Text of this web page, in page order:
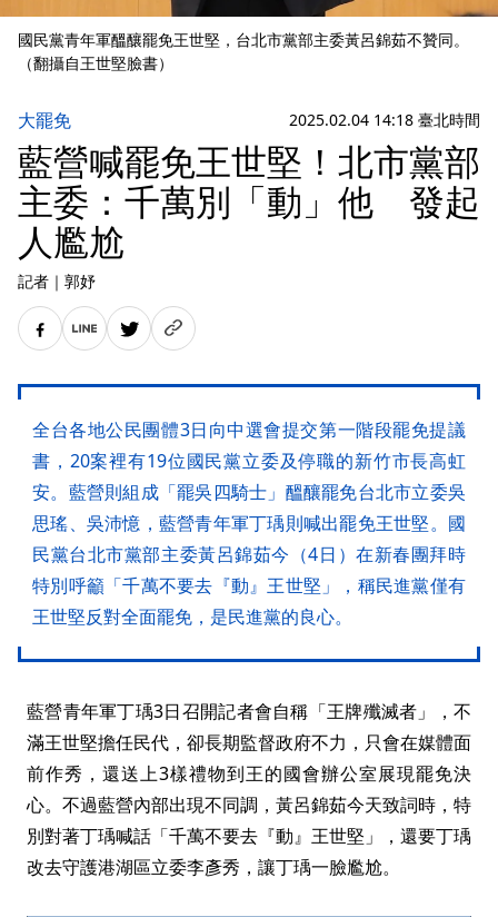
國民黨青年軍醞釀罷免王世堅，台北市黨部主委黃呂錦茹不贊同。
（翻攝自王世堅臉書）
大罷免 2025.02.04 14:18 臺北時間
藍營喊罷免王世堅！北市黨部
主委：千萬別「動」他 發起
人尷尬
記者 ｜ 郭妤
全台各地公民團體3日向中選會提交第一階段罷免提議
書，20案裡有19位國民黨立委及停職的新竹市長高虹
安。藍營則組成「罷吳四騎士」醞釀罷免台北市立委吳
思瑤、吳沛憶，藍營青年軍丁瑀則喊出罷免王世堅。國
民黨台北市黨部主委黃呂錦茹今（4日）在新春團拜時
特別呼籲「千萬不要去『動』王世堅」，稱民進黨僅有
王世堅反對全面罷免，是民進黨的良心。
藍營青年軍丁瑀3日召開記者會自稱「王牌殲滅者」，不
滿王世堅擔任民代，卻長期監督政府不力，只會在媒體面
前作秀，還送上3樣禮物到王的國會辦公室展現罷免決
心。不過藍營內部出現不同調，黃呂錦茹今天致詞時，特
別對著丁瑀喊話「千萬不要去『動』王世堅」，還要丁瑀
改去守護港湖區立委李彥秀，讓丁瑀一臉尷尬。